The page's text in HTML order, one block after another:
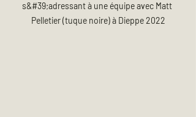
s&#39;adressant à une équipe avec Matt
Pelletier (tuque noire) à Dieppe 2022